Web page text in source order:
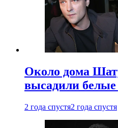
Около дома
высадили
2 года спустя2 года спустя